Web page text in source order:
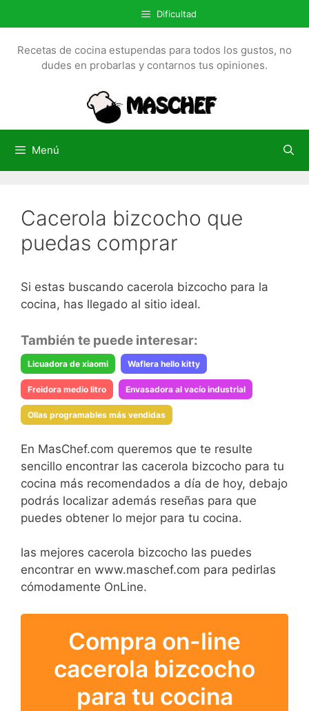
a
l
Dificultad
Recetas de cocina estupendas para todos los gustos, no
dudes en probarlas y contarnos tus opiniones.
Menú
Cacerola bizcocho que
puedas comprar
Si estas buscando cacerola bizcocho para la
cocina, has llegado al sitio ideal.
También te puede interesar:
Licuadora de xiaomi Waflera hello kitty
Freidora medio litro Envasadora al vacío industrial
Ollas programables más vendidas
En MasChef.com queremos que te resulte
sencillo encontrar las cacerola bizcocho para tu
cocina más recomendados a día de hoy, debajo
podrás localizar además reseñas para que
puedes obtener lo mejor para tu cocina.
las mejores cacerola bizcocho las puedes
encontrar en www.maschef.com para pedirlas
cómodamente OnLine.
Compra on-line
cacerola bizcocho
para tu cocina